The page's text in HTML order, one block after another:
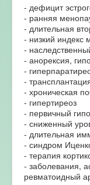
- дефицит
- ранняя
- длительная
- низкий индекс
-
- анорексия,
-
-
- хроническая
- гипертиреоз
- первичный
- сниженный
- длительная
- синдром
- терапия
- заболевания,
ревматоидный